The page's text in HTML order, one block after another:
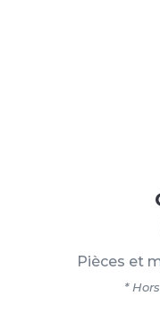
Pièces et
*